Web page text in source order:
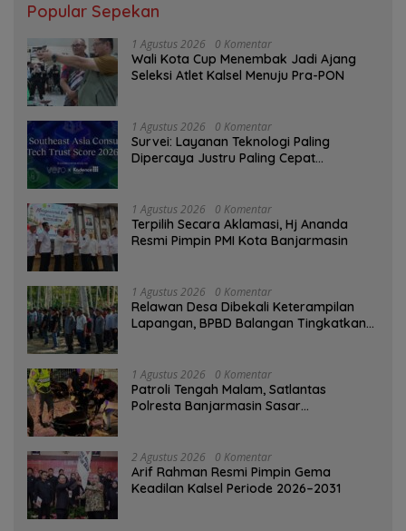
Popular Sepekan
1 Agustus 2026 0 Komentar
Wali Kota Cup Menembak Jadi Ajang
Seleksi Atlet Kalsel Menuju Pra-PON
1 Agustus 2026 0 Komentar
Survei: Layanan Teknologi Paling
Dipercaya Justru Paling Cepat
1 Agustus 2026 0 Komentar
‎Terpilih Secara Aklamasi, Hj Ananda
Resmi Pimpin PMI Kota Banjarmasin
1 Agustus 2026 0 Komentar
Relawan Desa Dibekali Keterampilan
Lapangan, BPBD Balangan Tingkatkan
1 Agustus 2026 0 Komentar
Patroli Tengah Malam, Satlantas
Polresta Banjarmasin Sasar
2 Agustus 2026 0 Komentar
Arif Rahman Resmi Pimpin Gema
Keadilan Kalsel Periode 2026–2031